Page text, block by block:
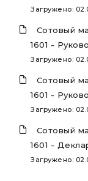
Загружено:
Сотовый
1601 -
Загружено:
Сотовый
1601 -
Загружено:
Сотовый
1601 -
Загружено: